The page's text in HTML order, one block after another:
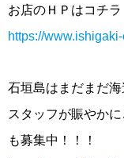
お店のＨＰはコチ
https://
石垣島はまだまだ
スタッフが賑やか
も募集中！！！